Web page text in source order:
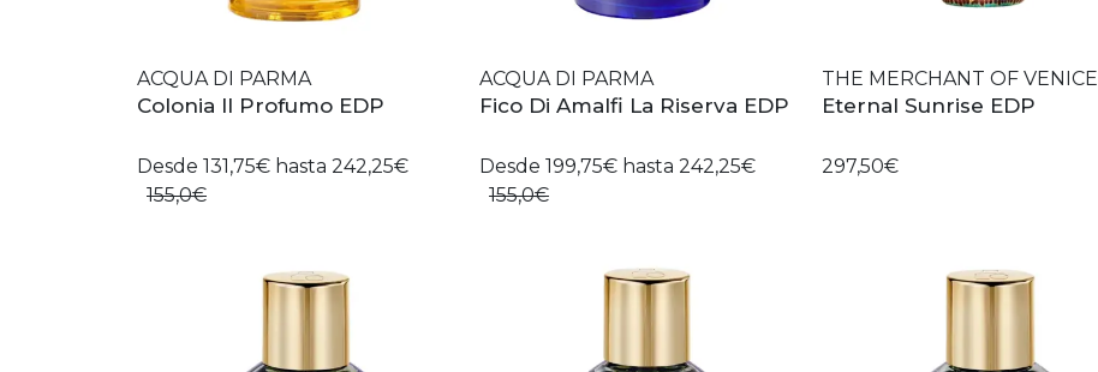
ACQUA DI PARMA
Colonia Il Profumo EDP
Desde 131,75€ hasta 242,25€
155,0€
ACQUA DI PARMA
Fico Di Amalfi La Riserva EDP
Desde 199,75€ hasta 242,25€
155,0€
THE MERCHANT OF VENICE
Eternal Sunrise EDP
297,50€